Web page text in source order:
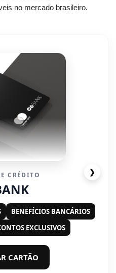
no mercado brasileiro.
❯
CRÉDITO
BENEFÍCIOS BANCÁRIOS
EXCLUSIVOS
CARTÃO